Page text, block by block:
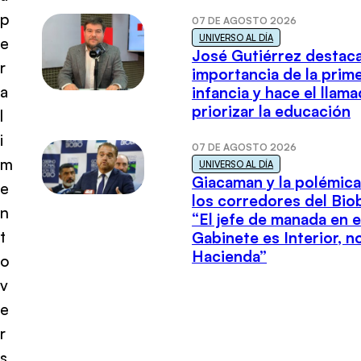
p
e
r
a
l
i
m
e
n
t
o
v
e
r
07 DE AGOSTO 2026
UNIVERSO AL DÍA
José Gutiérrez
importancia de la
infancia y hace el
priorizar la educación
07 DE AGOSTO 2026
UNIVERSO AL DÍA
Giacaman y la
los corredores del
“El jefe de manada en
Gabinete es Interior,
Hacienda”